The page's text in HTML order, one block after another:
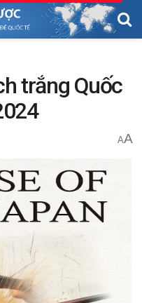
trắng Quốc
AA